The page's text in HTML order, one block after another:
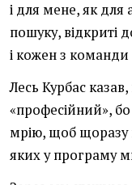
і для мене, як для
пошуку, відкриті
і кожен з
Лесь Курбас
«професійний», бо
мрію, щоб щоразу
яких у програму